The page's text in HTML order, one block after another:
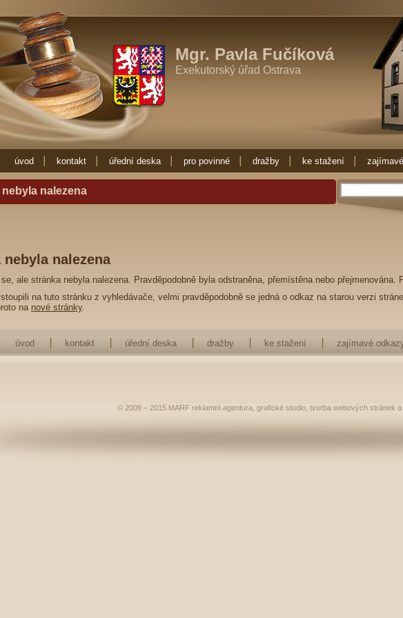
Pavla Fučíková
Potřebujete-li exekutora zkuste Exekutorský úřad Ostrava, který zajišťuje
co potřebujete vědět o exekuci. Exekuce Ostrava je zde pro Vás. exekuce, prodej
nějakou radu ohledně exekuce, obraťte se na Exekutorský úřad Ostrava, máme dloholeté
Mgr. Pavla Fučíková
Exekutorský úřad Ostrava
úvod kontakt úřední deska pro povinné dražby ke stažení
nalezena
nebyla nalezena
ale stránka nebyla nalezena. Pravděpodobně byla odstraněna, přemístěna nebo přejmenována.
na tuto stránku z vyhledávače, velmi pravděpodobně se jedná o odkaz na starou verzi
na nové stránky.
úvod kontakt úřední deska dražby ke stažení zajímavé
© 2009 – 2015 MARF reklamní agentura, grafické studio, tvorba webových stránek a